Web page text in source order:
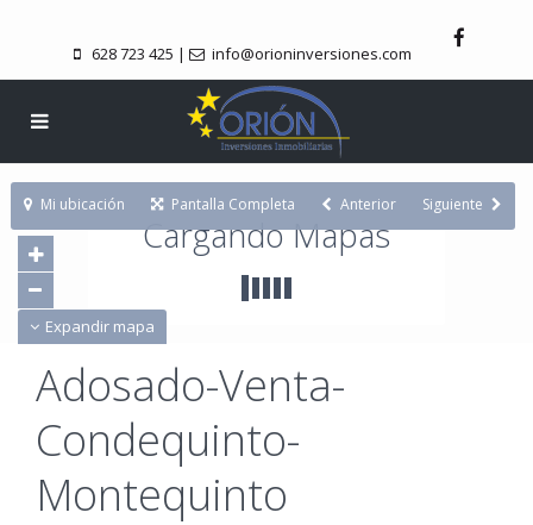
628 723 425 | info@orioninversiones.com
Cargando Mapas
Expandir mapa
Mi ubicación Pantalla Completa Anterior Siguiente
Adosado-Venta-
Condequinto-
Montequinto